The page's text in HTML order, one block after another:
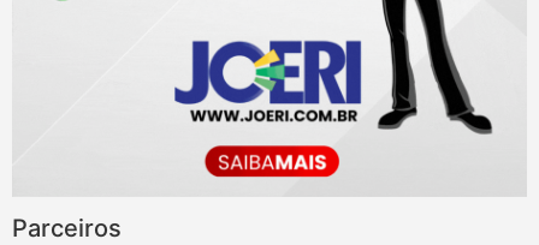
Parceiros